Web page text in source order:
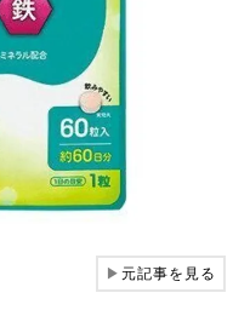
▶元記事を見る